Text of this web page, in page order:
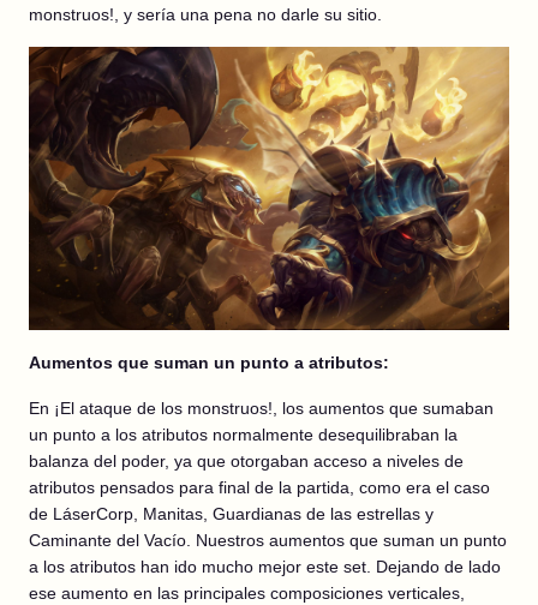
monstruos!, y sería una pena no darle su sitio.
Aumentos que suman un punto a atributos:
En ¡El ataque de los monstruos!, los aumentos que sumaban
un punto a los atributos normalmente desequilibraban la
balanza del poder, ya que otorgaban acceso a niveles de
atributos pensados para final de la partida, como era el caso
de LáserCorp, Manitas, Guardianas de las estrellas y
Caminante del Vacío. Nuestros aumentos que suman un punto
a los atributos han ido mucho mejor este set. Dejando de lado
ese aumento en las principales composiciones verticales,